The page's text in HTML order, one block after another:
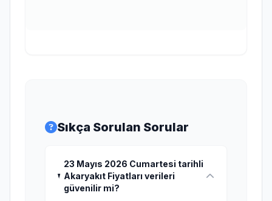
Sıkça Sorulan Sorular
23 Mayıs 2026 Cumartesi tarihli
Akaryakıt Fiyatları verileri
güvenilir mi?